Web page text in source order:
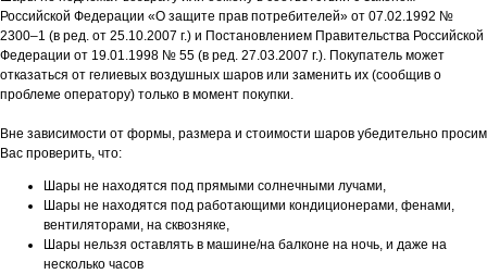
Российской Федерации «О защите прав потребителей» от 07.02.1992 №
2300–1 (в ред. от 25.10.2007 г.) и Постановлением Правительства Российской
Федерации от 19.01.1998 № 55 (в ред. 27.03.2007 г.). Покупатель может
отказаться от гелиевых воздушных шаров или заменить их (сообщив о
проблеме оператору) только в момент покупки.
Вне зависимости от формы, размера и стоимости шаров убедительно просим
Вас проверить, что:
Шары не находятся под прямыми солнечными лучами,
Шары не находятся под работающими кондиционерами, фенами,
вентиляторами, на сквозняке,
Шары нельзя оставлять в машине/на балконе на ночь, и даже на
несколько часов